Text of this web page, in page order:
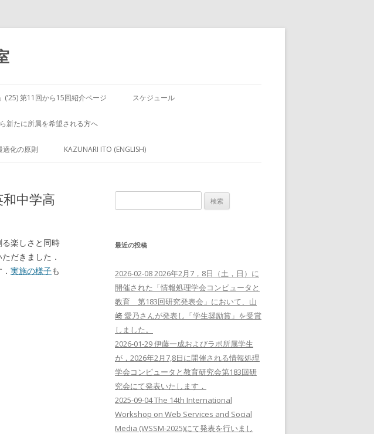
(’25) 第11回から15回紹介ページ スケジュール
新たに所属を希望される方へ
適化の原則 KAZUNARI ITO (ENGLISH)
中学高
楽しさと同時
だきました．
実施の様子も
索:
最近の投稿
2026-02-08 2026年2月7，8日（土，日）に
開催された「情報処理学会コンピュータと
教育 第183回研究発表会」において、山
﨑 愛乃さんが発表し「学生奨励賞」を受賞
しました。
2026-01-29 伊藤一成およびラボ所属学生
が，2026年2月7,8日に開催される情報処理
学会コンピュータと教育研究会第183回研
究会にて発表いたします．
2025-09-04 The 14th International
Workshop on Web Services and Social
Media (WSSM-2025)にて発表を行いまし